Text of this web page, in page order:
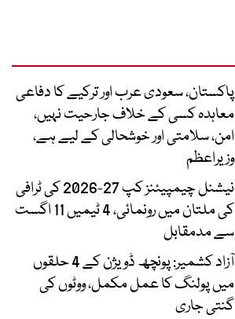
پاکستان، سعودی عرب اور ترکیے کا دفاعی
معاہدہ کسی کے خلاف جارحیت نہیں،
امن، سلامتی اور خوشحالی کے لیے ہے،
وزیراعظم
نیشنل چیمپیئنز کپ 27-2026 کی ٹرافی
کی ملتان میں رونمائی، 4 ٹیمیں 11 اگست
سے مدمقابل
آزاد کشمیر: پونچھ ڈویژن کے 4 حلقوں
میں پولنگ کا عمل مکمل، ووٹوں کی
گنتی جاری